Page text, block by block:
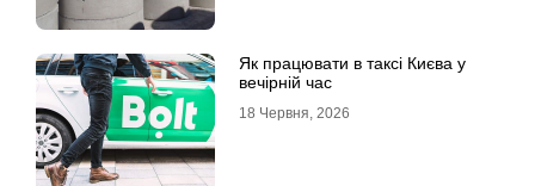
Як працювати в таксі Києва у
вечірній час
18 Червня, 2026